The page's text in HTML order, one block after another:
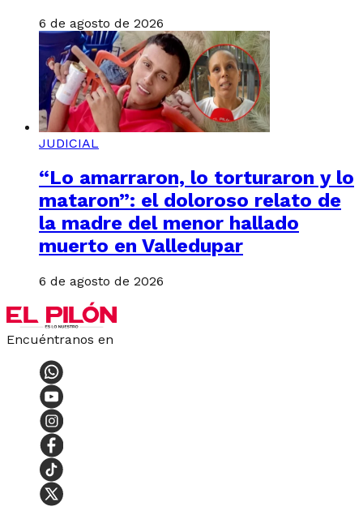
6 de agosto de 2026
JUDICIAL
“Lo amarraron, lo torturaron y lo
mataron”: el doloroso relato de
la madre del menor hallado
muerto en Valledupar
6 de agosto de 2026
Encuéntranos en